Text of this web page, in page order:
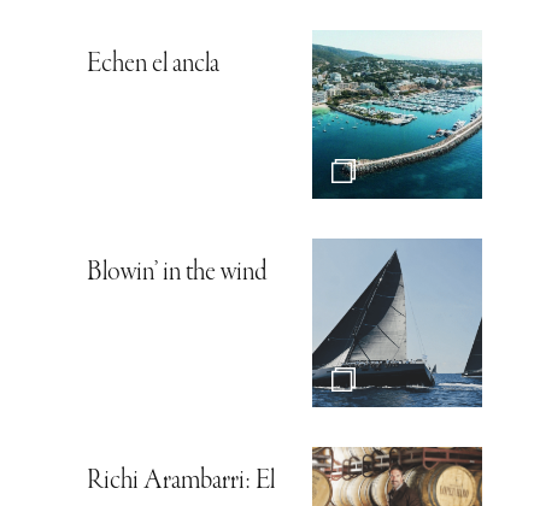
Echen el ancla
Blowin’ in the wind
Richi Arambarri: El